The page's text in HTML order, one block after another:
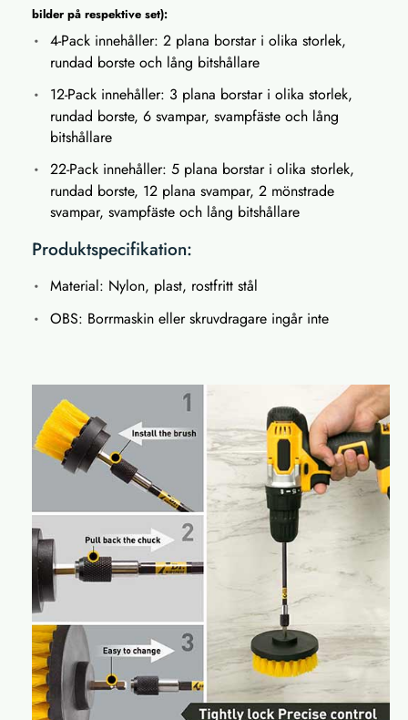
bilder på respektive set):
4-Pack innehåller: 2 plana borstar i olika storlek,
rundad borste och lång bitshållare
12-Pack innehåller: 3 plana borstar i olika storlek,
rundad borste, 6 svampar, svampfäste och lång
bitshållare
22-Pack innehåller: 5 plana borstar i olika storlek,
rundad borste, 12 plana svampar, 2 mönstrade
svampar, svampfäste och lång bitshållare
Produktspecifikation:
Material: Nylon, plast, rostfritt stål
OBS: Borrmaskin eller skruvdragare ingår inte